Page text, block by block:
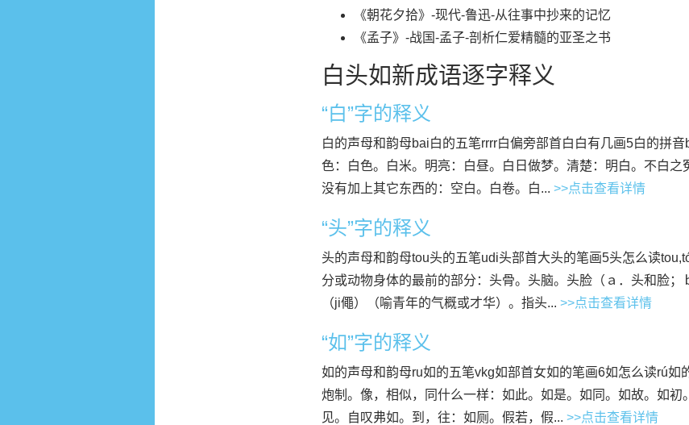
《朝花夕拾》-现代-鲁迅-从往事中抄来的记忆
《孟子》-战国-孟子-剖析仁爱精髓的亚圣之书
白头如新成语逐字释义
“白”字的释义
白的声母和韵母bai白的五笔rrrr白偏旁部首白白有几画5白的拼
色：白色。白米。明亮：白昼。白日做梦。清楚：明白。不白之
没有加上其它东西的：空白。白卷。白... >>点击查看详情
“头”字的释义
头的声母和韵母tou头的五笔udi头部首大头的笔画5头怎么读
分或动物身体的最前的部分：头骨。头脑。头脸（ａ．头和脸
（ji僶）（喻青年的气概或才华）。指头... >>点击查看详情
“如”字的释义
如的声母和韵母ru如的五笔vkg如部首女如的笔画6如怎么读rú如
炮制。像，相似，同什么一样：如此。如是。如同。如故。如
见。自叹弗如。到，往：如厕。假若，假... >>点击查看详情